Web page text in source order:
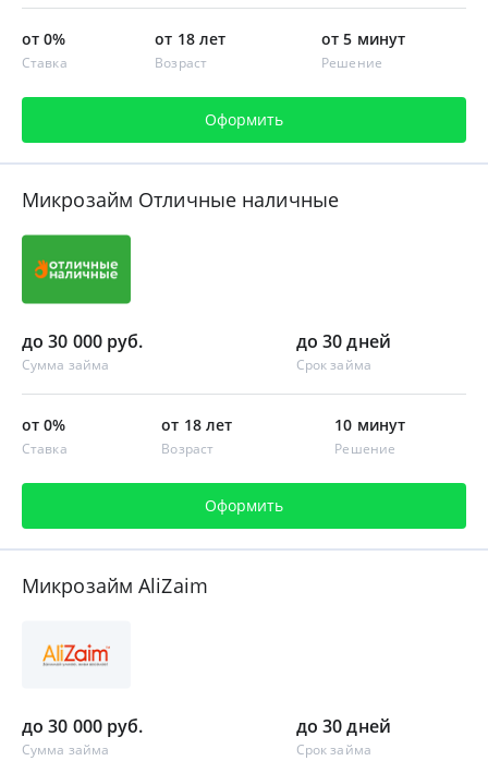
от 0%
Ставка
от 18 лет
Возраст
от 5 минут
Решение
Оформить
Микрозайм Отличные наличные
до 30 000 руб.
Сумма займа
до 30 дней
Срок займа
от 0%
Ставка
от 18 лет
Возраст
10 минут
Решение
Оформить
Микрозайм AliZaim
до 30 000 руб.
Сумма займа
до 30 дней
Срок займа